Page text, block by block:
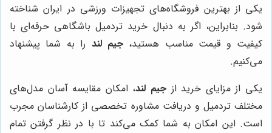
یکی از بهترین فروشگاه‌های تجهیزات ورزشی در ایران شناخته
شود. بنابراین، اگر به دنبال خرید تردمیل باشگاهی حرفه‌ای با
کیفیت و قیمت مناسب هستید، جیم لند را به شما پیشنهاد
می‌کنیم.
یکی از مزایای خرید از جیم لند، امکان مقایسه آسان مدل‌های
مختلف تردمیل و دریافت مشاوره تخصصی از کارشناسان مجرب
است. این امکان به شما کمک می‌کند تا با در نظر گرفتن تمام